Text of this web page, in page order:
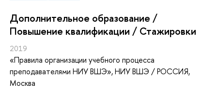
Дополнительное образование /
Повышение квалификации / Стажировки
2019
«Правила организации учебного процесса
преподавателями НИУ ВШЭ», НИУ ВШЭ / РОССИЯ,
Москва